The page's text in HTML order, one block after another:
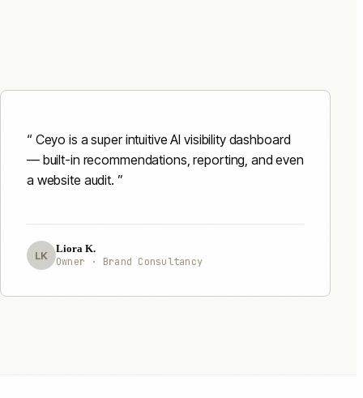
Ceyo is a super intuitive AI visibility dashboard
— built-in recommendations, reporting, and even
a website audit.
LK
Liora K.
Owner · Brand Consultancy